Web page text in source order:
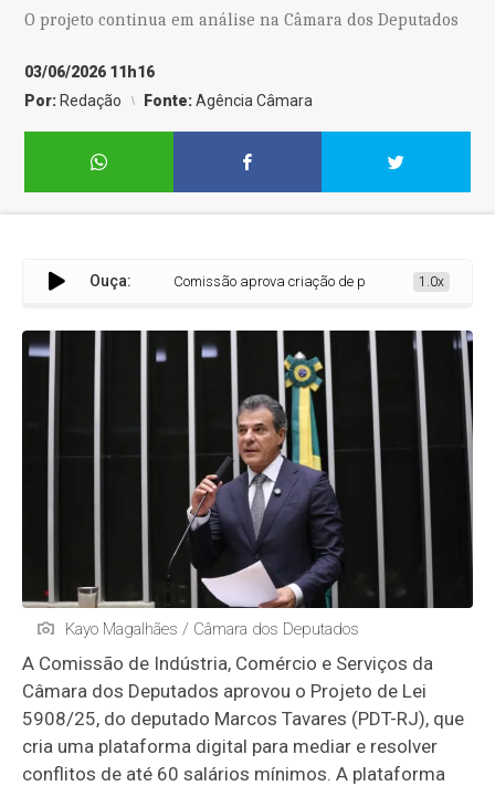
O projeto continua em análise na Câmara dos Deputados
03/06/2026 11h16
Por: Redação Fonte:Agência Câmara
Ouça: Comissão aprova criação de plataforma digital para
1.0x
Kayo Magalhães / Câmara dos Deputados
A Comissão de Indústria, Comércio e Serviços da
Câmara dos Deputados aprovou o Projeto de Lei
5908/25, do deputado Marcos Tavares (PDT-RJ), que
cria uma plataforma digital para mediar e resolver
conflitos de até 60 salários mínimos. A plataforma